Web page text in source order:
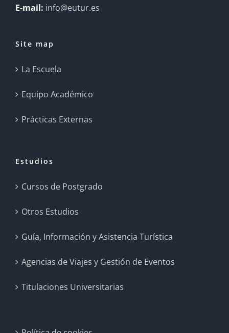
E-mail: info@eutur.es
Site map
La Escuela
Equipo Académico
Prácticas Externas
Estudios
Cursos de Postgrado
Otros Estudios
Guía, Información y Asistencia Turística
Agencias de Viajes y Gestión de Eventos
Titulaciones Universitarias